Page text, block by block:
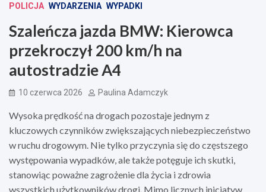
POLICJA WYDARZENIA WYPADKI
Szaleńcza jazda BMW: Kierowca
przekroczył 200 km/h na
autostradzie A4
10 czerwca 2026 Paulina Adamczyk
Wysoka prędkość na drogach pozostaje jednym z
kluczowych czynników zwiększających niebezpieczeństwo
w ruchu drogowym. Nie tylko przyczynia się do częstszego
występowania wypadków, ale także potęguje ich skutki,
stanowiąc poważne zagrożenie dla życia i zdrowia
wszystkich użytkowników drogi. Mimo licznych inicjatyw